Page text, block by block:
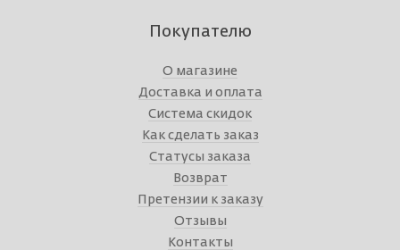
Покупателю
О магазине
Доставка и оплата
Система скидок
Как сделать заказ
Статусы заказа
Возврат
Претензии к заказу
Отзывы
Контакты